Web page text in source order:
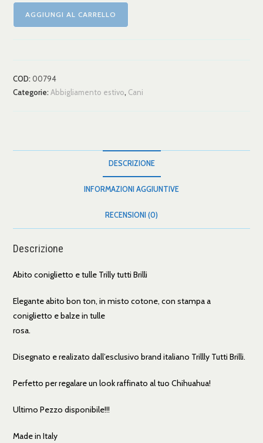
AGGIUNGI AL CARRELLO
COD:00794
Categorie:Abbigliamento estivo, Cani
DESCRIZIONE
INFORMAZIONI AGGIUNTIVE
RECENSIONI (0)
Descrizione
Abito coniglietto e tulle Trilly tutti Brilli
Elegante abito bon ton, in misto cotone, con stampa a
coniglietto e balze in tulle
rosa.
Disegnato e realizato dall’esclusivo brand italiano Trillly Tutti Brilli.
Perfetto per regalare un look raffinato al tuo Chihuahua!
Ultimo Pezzo disponibile!!!
Made in Italy